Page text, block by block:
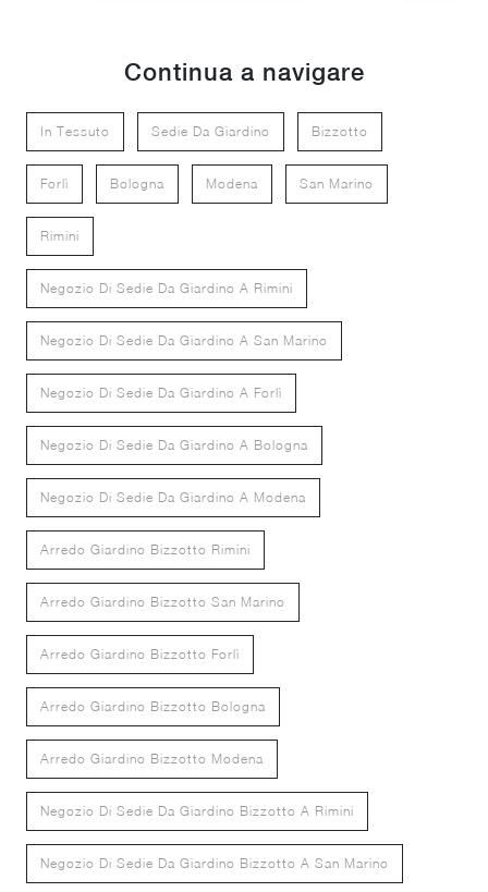
Continua a navigare
In Tessuto Sedie Da Giardino Bizzotto
Forlì Bologna Modena San Marino
Rimini
Negozio Di Sedie Da Giardino A Rimini
Negozio Di Sedie Da Giardino A San Marino
Negozio Di Sedie Da Giardino A Forlì
Negozio Di Sedie Da Giardino A Bologna
Negozio Di Sedie Da Giardino A Modena
Arredo Giardino Bizzotto Rimini
Arredo Giardino Bizzotto San Marino
Arredo Giardino Bizzotto Forlì
Arredo Giardino Bizzotto Bologna
Arredo Giardino Bizzotto Modena
Negozio Di Sedie Da Giardino Bizzotto A Rimini
Negozio Di Sedie Da Giardino Bizzotto A San Marino